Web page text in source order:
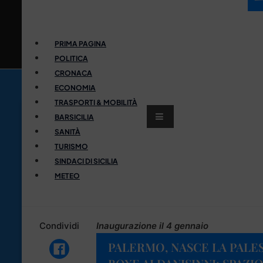
PRIMA PAGINA
POLITICA
CRONACA
ECONOMIA
TRASPORTI & MOBILITÀ
BARSICILIA
SANITÀ
TURISMO
SINDACI DI SICILIA
METEO
Condividi Inaugurazione il 4 gennaio
PALERMO, NASCE LA